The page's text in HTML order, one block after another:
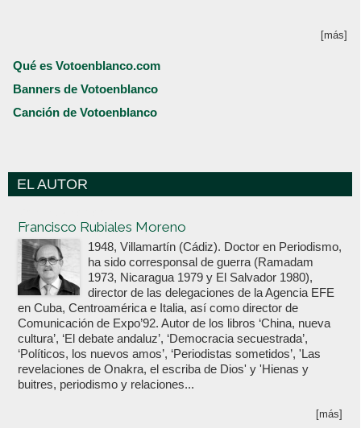
[más]
Qué es Votoenblanco.com
Banners de Votoenblanco
Canción de Votoenblanco
EL AUTOR
Francisco Rubiales Moreno
1948, Villamartín (Cádiz). Doctor en Periodismo,
ha sido corresponsal de guerra (Ramadam
1973, Nicaragua 1979 y El Salvador 1980),
director de las delegaciones de la Agencia EFE
en Cuba, Centroamérica e Italia, así como director de
Comunicación de Expo’92. Autor de los libros ‘China, nueva
cultura’, ‘El debate andaluz’, ‘Democracia secuestrada’,
‘Políticos, los nuevos amos’, ‘Periodistas sometidos’, 'Las
revelaciones de Onakra, el escriba de Dios' y 'Hienas y
buitres, periodismo y relaciones...
[más]